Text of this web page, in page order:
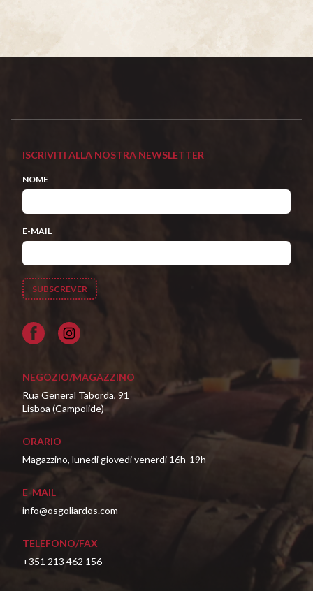
ISCRIVITI ALLA NOSTRA NEWSLETTER
NOME
E-MAIL
Facebook
NEGOZIO/MAGAZZINO
Rua General Taborda, 91
Lisboa (Campolide)
ORARIO
Magazzino, lunedi giovedi venerdi 16h-19h
E-MAIL
info@osgoliardos.com
TELEFONO/FAX
+351 213 462 156